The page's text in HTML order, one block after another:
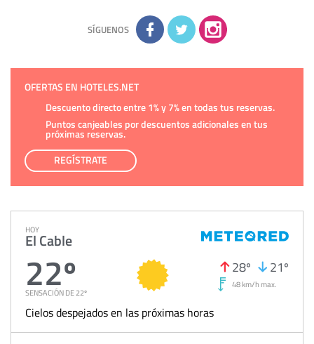
adicional y detallada sobre cómo tratamos sus datos en la
política de privacidad
SÍGUENOS
OFERTAS EN HOTELES.NET
Descuento directo entre 1% y 7% en todas tus reservas.
Puntos canjeables por descuentos adicionales en tus
próximas reservas.
REGÍSTRATE
HOY
El Cable
22º
SENSACIÓN DE 22º
28º 21º
48 km/h max.
Cielos despejados en las próximas horas